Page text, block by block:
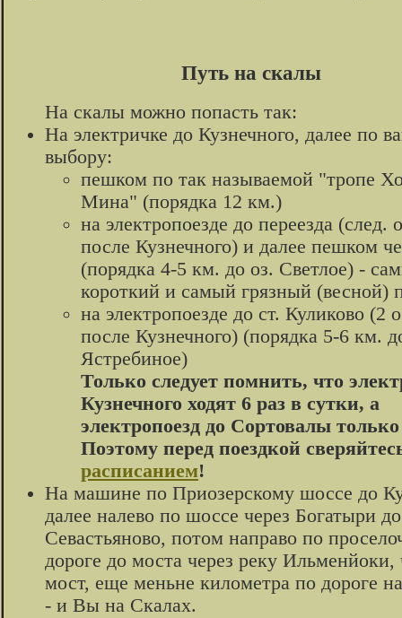
Путь на скалы
На скалы можно попасть так:
На электричке до Кузнечного, далее по
выбору:
пешком по так называемой "тропе
Мина" (порядка 12 км.)
на электропоезде до переезда (след.
после Кузнечного) и далее пешком
(порядка 4-5 км. до оз. Светлое) -
короткий и самый грязный (весной)
на электропоезде до ст. Куликово (2
после Кузнечного) (порядка 5-6 км.
Ястребиное)
Только следует помнить, что
Кузнечного ходят 6 раз в сутки, а
электропоезд до Сортовалы только
Поэтому перед поездкой
расписанием!
На машине по Приозерскому шоссе до
далее налево по шоссе через Богатыри до
Севастьяново, потом направо по
дороге до моста через реку Ильменйоки,
мост, еще меньне километра по дороге
- и Вы на Скалах.